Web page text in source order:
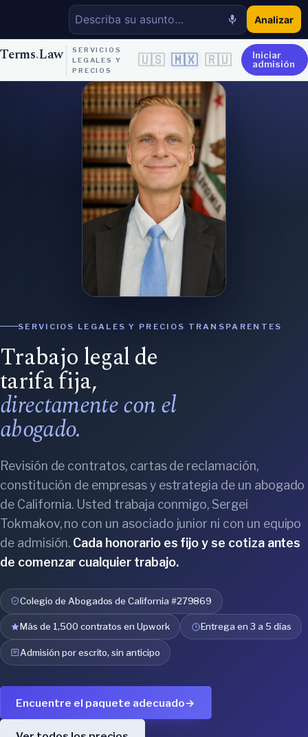
Analizar
Terms.Law
SERVICIOS
LEGALES Y
PRECIOS
🇺🇸 🇲🇽 🇷🇺
Iniciar
admisión
SERVICIOS LEGALES Y PRECIOS TRANSPARENTES
Trabajo legal de
tarifa fija,
directamente con el
abogado.
Revisión de contratos, cartas de reclamación,
constitución de empresas y estrategia de un abogado
de California. Usted trabaja conmigo, Sergei
Tokmakov, no con un asociado junior ni con un equipo
de admisión. Cada honorario es fijo y se cotiza antes
de comenzar cualquier trabajo.
Colegio de Abogados de California #279869
Más de 1,500 contratos en Upwork Entrega en 3 a 5 días
Admisión por escrito, sin anticipo
Encuentre el paquete adecuado→